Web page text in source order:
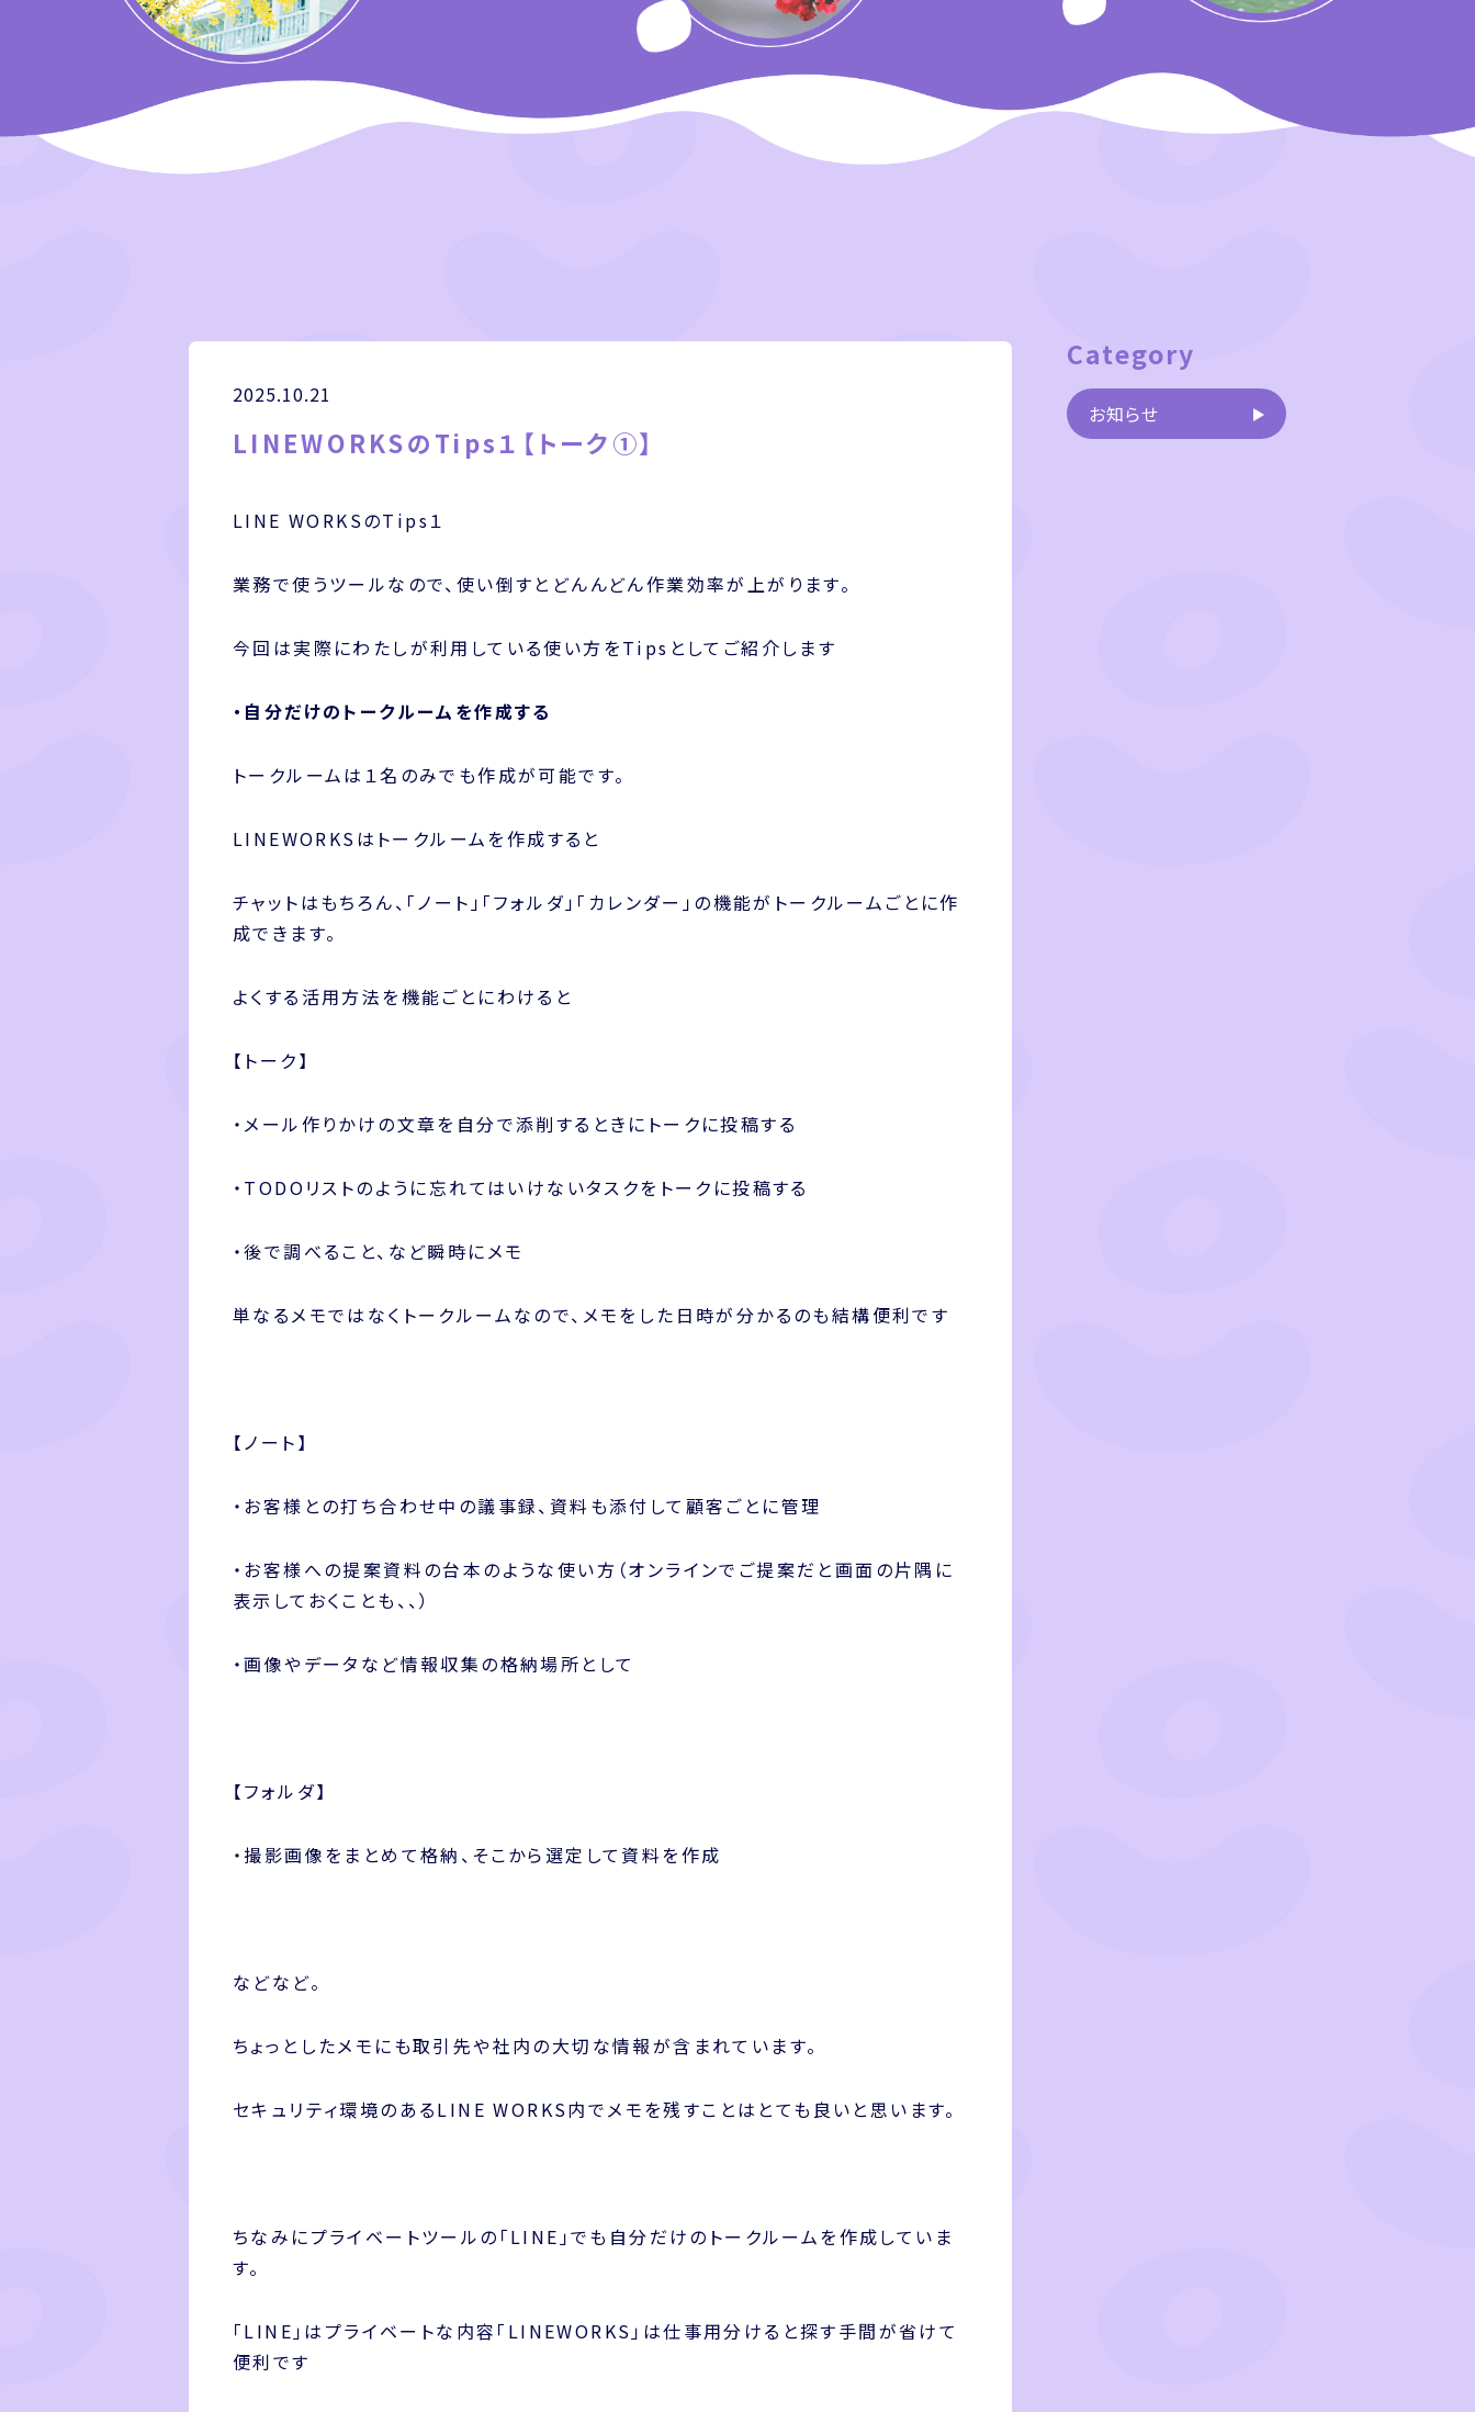
2025.10.21
LINEWORKSのTips１【トーク①】
LINE WORKSのTips１
業務で使うツールなので、使い倒すとどんんどん作業効率が上がります。
今回は実際にわたしが利用している使い方をTipsとしてご紹介します
・自分だけのトークルームを作成する
トークルームは１名のみでも作成が可能です。
LINEWORKSはトークルームを作成すると
チャットはもちろん、「ノート」「フォルダ」「カレンダー」の機能がトークルームごとに作
成できます。
よくする活用方法を機能ごとにわけると
【トーク】
・メール作りかけの文章を自分で添削するときにトークに投稿する
・TODOリストのように忘れてはいけないタスクをトークに投稿する
・後で調べること、など瞬時にメモ
単なるメモではなくトークルームなので、メモをした日時が分かるのも結構便利です
【ノート】
・お客様との打ち合わせ中の議事録、資料も添付して顧客ごとに管理
・お客様への提案資料の台本のような使い方（オンラインでご提案だと画面の片隅に
表示しておくことも、、）
・画像やデータなど情報収集の格納場所として
【フォルダ】
・撮影画像をまとめて格納、そこから選定して資料を作成
などなど。
ちょっとしたメモにも取引先や社内の大切な情報が含まれています。
セキュリティ環境のあるLINE WORKS内でメモを残すことはとても良いと思います。
ちなみにプライベートツールの「LINE」でも自分だけのトークルームを作成していま
す。
「LINE」はプライベートな内容「LINEWORKS」は仕事用分けると探す手間が省けて
便利です
Category
お知らせ